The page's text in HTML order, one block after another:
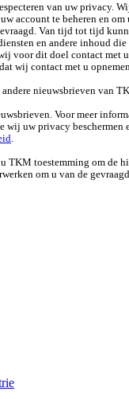
van uw privacy.
account te beheren en om
Van tijd tot tijd
en andere inhoud die
voor dit doel contact met u
wij contact met u
nieuwsbrieven van
Voor meer
wij uw privacy beschermen
TKM toestemming om de
om u van de